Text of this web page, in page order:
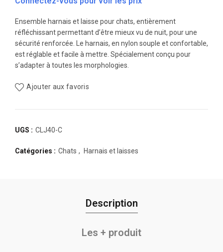
Ensemble harnais et laisse pour chats, entièrement
réfléchissant permettant d’être mieux vu de nuit, pour une
sécurité renforcée. Le harnais, en nylon souple et confortable,
est réglable et facile à mettre. Spécialement conçu pour
s’adapter à toutes les morphologies.
Ajouter aux favoris
UGS : CLJ40-C
Catégories : Chats , Harnais et laisses
Description
Les + produit